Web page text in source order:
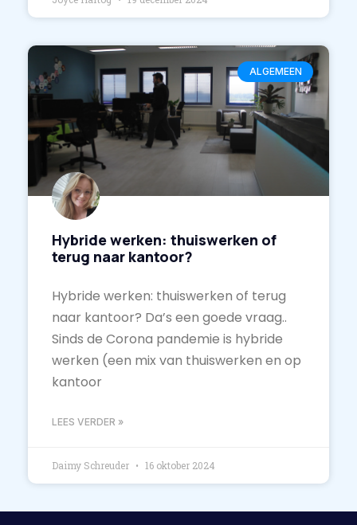
ALGEMEEN
Hybride werken: thuiswerken of
terug naar kantoor?
Hybride werken: thuiswerken of terug
naar kantoor? Da’s een goede vraag..
Sinds de Corona pandemie is hybride
werken (een mix van thuiswerken en op
kantoor
LEES VERDER »
Daimy Schreuder 16 oktober 2024